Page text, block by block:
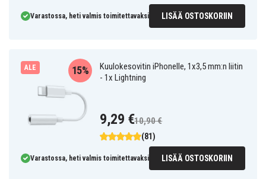
Varastossa, heti valmis toimitettavaksi LISÄÄ OSTOSKORIIN
ALE
Kuulokesovitin iPhonelle, 1x3,5 mm:n liitin
- 1x Lightning
(81)
15%
9,29 €10,90 €
Varastossa, heti valmis toimitettavaksi LISÄÄ OSTOSKORIIN